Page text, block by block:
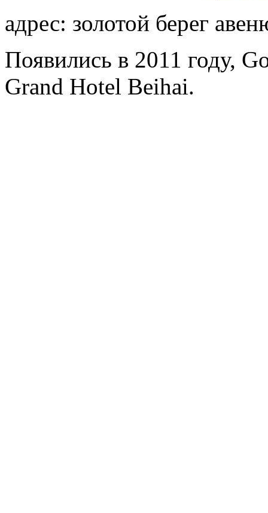
адрес: золотой берег
Появились в 2011 году,
Grand Hotel Beihai.